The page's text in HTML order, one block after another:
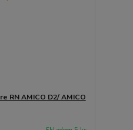
RN AMICO D2/ AMICO